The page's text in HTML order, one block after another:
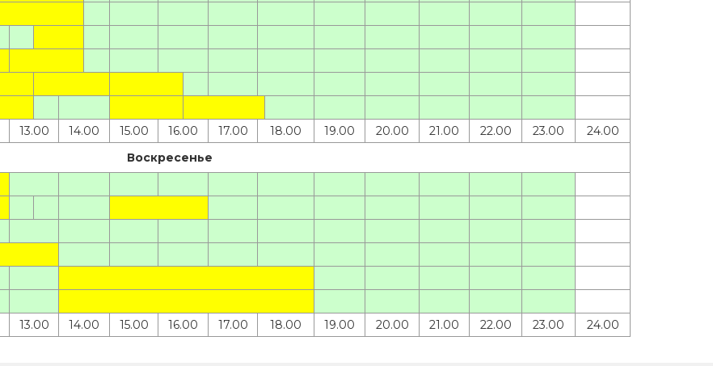
13.00 14.00 15.00 16.00 17.00 18.00 19.00 20.00 21.00 22.00 23.00
24.00
Воскресенье
13.00 14.00 15.00 16.00 17.00 18.00 19.00 20.00 21.00 22.00 23.00 24.00